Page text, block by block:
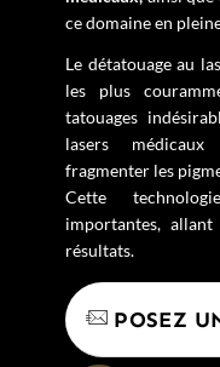
ce domaine en
Le détatouage au
les plus
tatouages
lasers
fragmenter les
Cette
importantes,
résultats.
POSEZ